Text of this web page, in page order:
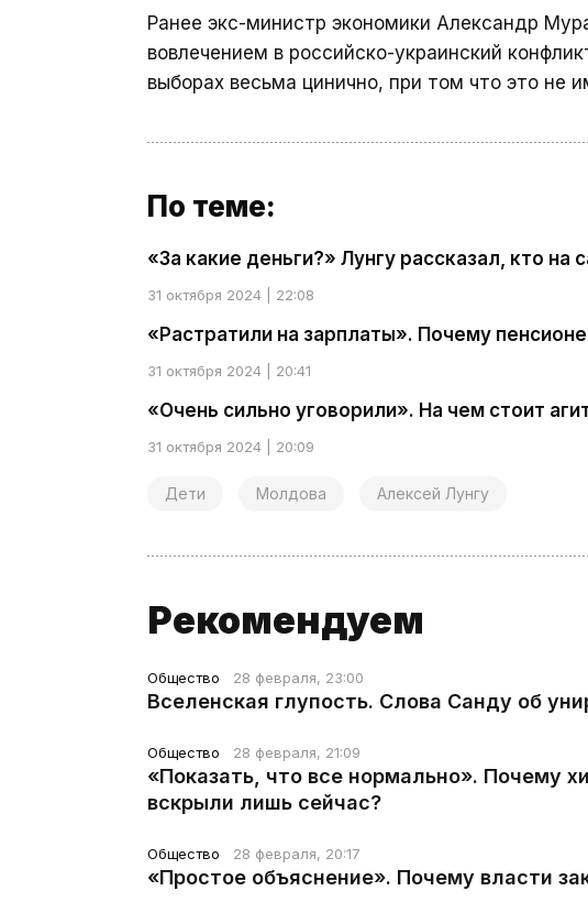
Ранее экс-министр экономики Александр
вовлечением в российско-украинский
выборах весьма цинично, при том что это не
По теме:
«За какие деньги?» Лунгу рассказал, кто на
31 октября 2024 | 22:08
«Растратили на зарплаты». Почему
31 октября 2024 | 20:41
«Очень сильно уговорили». На чем стоит
31 октября 2024 | 20:09
Дети Молдова Алексей Лунгу
Рекомендуем
Общество 28 февраля, 23:00
Вселенская глупость. Слова Санду об
Общество 28 февраля, 21:09
«Показать, что все нормально». Почему
вскрыли лишь сейчас?
Общество 28 февраля, 20:17
«Простое объяснение». Почему власти